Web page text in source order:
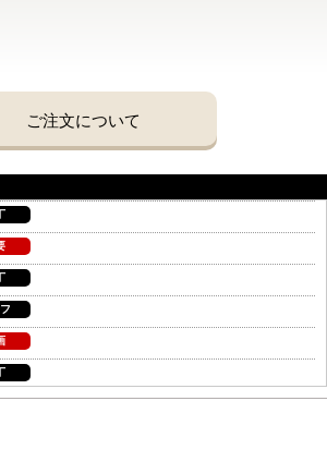
ご注文について